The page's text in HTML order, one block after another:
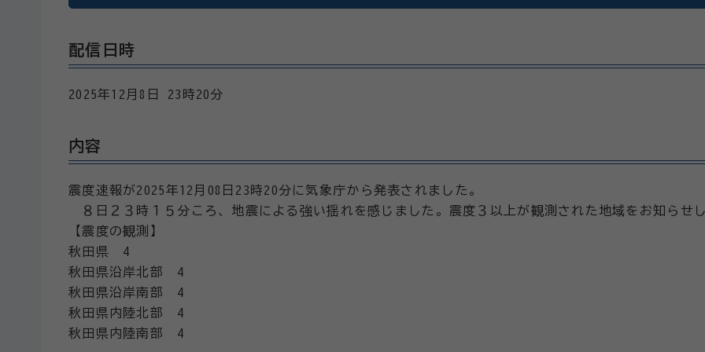
配信日時
2025年12月8日 23時20分
内容
震度速報が2025年12月08日23時20分に気象庁から発表されました。
８日２３時１５分ころ、地震による強い揺れを感じました。震度３以上が観測された地域をお知らせ
【震度の観測】
秋田県 4
秋田県沿岸北部 4
秋田県沿岸南部 4
秋田県内陸北部 4
秋田県内陸南部 4